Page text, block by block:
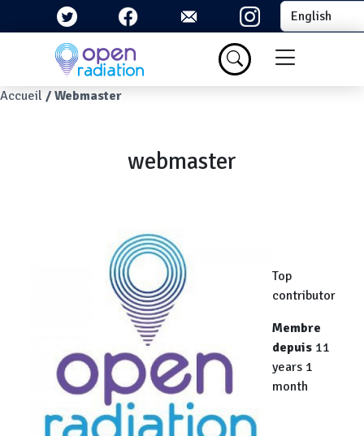
Skip to main content Select your
Menu du
Breadcrumb
Accueil Webmaster
webmaster
Top
contributor
Membre
depuis 11
years 1
month